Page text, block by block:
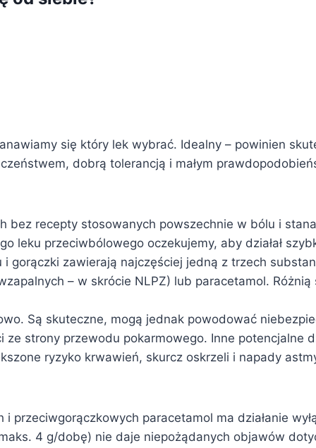
się który lek wybrać. Idealny – powinien
dobrą tolerancją i małym
bez recepty stosowanych powszechnie w bólu i
leku przeciwbólowego oczekujemy, aby działał
gorączki zawierają najczęściej jedną z trzech
– w skrócie NLPZ) lub paracetamol. Różnią
Są skuteczne, mogą jednak powodować
ze strony przewodu pokarmowego. Inne potencjalne
ryzyko krwawień, skurcz oskrzeli i napady
przeciwgorączkowych paracetamol ma działanie
4 g/dobę) nie daje niepożądanych objawów